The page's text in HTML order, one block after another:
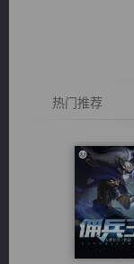
热门推荐